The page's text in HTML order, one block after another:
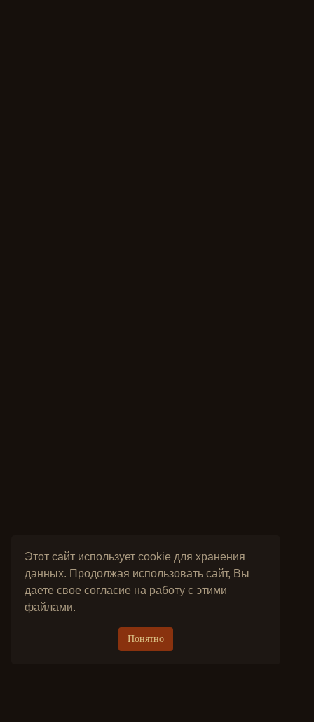
Этот сайт использует cookie для хранения
данных. Продолжая использовать сайт, Вы
даете свое согласие на работу с этими
файлами.
Понятно